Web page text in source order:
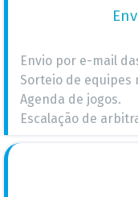
Envio por e-mail
Sorteio de equipes
Agenda de jogos.
Escalação de